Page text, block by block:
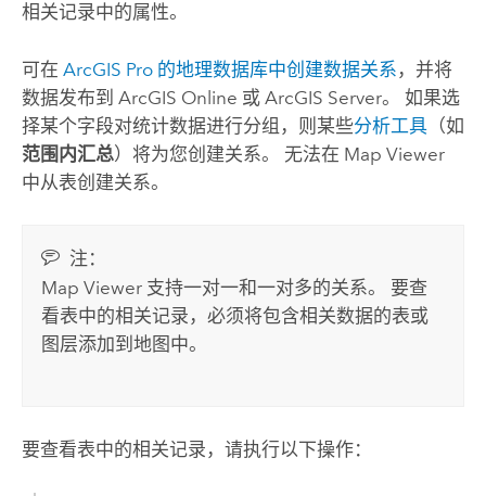
相关记录中的属性。
可在 ArcGIS Pro的地理数据库中创建数据关系 ，并将
数据发布到 ArcGIS Online 或 ArcGIS Server。
如果选
择某个字段对统计数据进行分组，则某些分析工具（如
范围内汇总）将为您创建关系。 无法在 Map Viewer
中从表创建关系。
注：
Map Viewer 支持一对一和一对多的关系。 要查
看表中的相关记录，必须将包含相关数据的表或
图层添加到地图中。
要查看表中的相关记录，请执行以下操作：